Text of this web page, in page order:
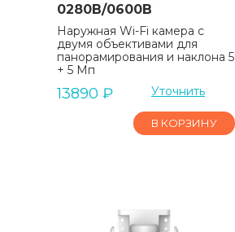
0280B/0600B
Наружная Wi-Fi камера с
двумя объективами для
панорамирования и наклона 5
+ 5 Мп
13890 ₽ Уточнить
В КОРЗИНУ